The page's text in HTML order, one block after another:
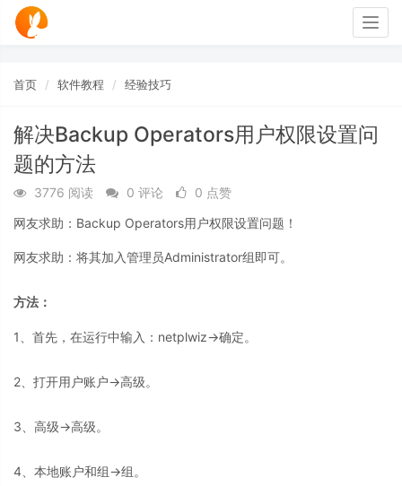
首页 软件教程 经验技巧
解决Backup Operators用户权限设置问
题的方法
3776 阅读 0 评论
0 点赞
网友求助：Backup Operators用户权限设置问题！
网友求助：将其加入管理员Administrator组即可。
方法：
1、首先，在运行中输入：netplwiz→确定。
2、打开用户账户→高级。
3、高级→高级。
4、本地账户和组→组。